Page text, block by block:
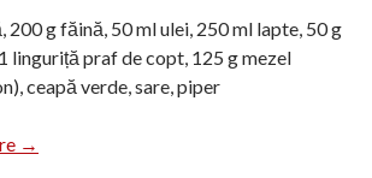
200 g făină, 50 ml ulei, 250 ml lapte, 50 g
linguriță praf de copt, 125 g mezel
ceapă verde, sare, piper
Waffe aperitiv a la Teo
→